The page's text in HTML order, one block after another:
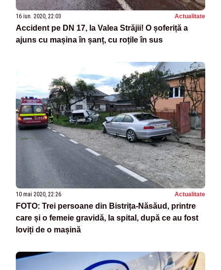
16 iun. 2020, 22:03 Actualitate
Accident pe DN 17, la Valea Străjii! O șoferiță a
ajuns cu mașina în șanț, cu roțile în sus
10 mai 2020, 22:26 Actualitate
FOTO: Trei persoane din Bistrița-Năsăud, printre
care și o femeie gravidă, la spital, după ce au fost
loviți de o mașină